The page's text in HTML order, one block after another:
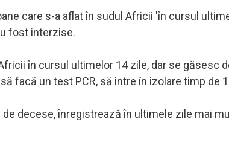
care s-a aflat în sudul Africii 'în cursul
fost interzise.
în cursul ultimelor 14 zile, dar se găsesc
facă un test PCR, să intre în izolare timp de
decese, înregistrează în ultimele zile mai